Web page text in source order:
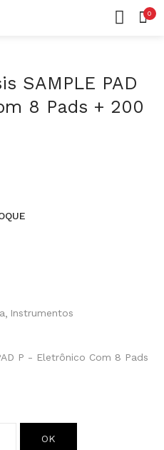
0
SAMPLE PAD
8 Pads + 200
Instrumentos
P - Eletrônico Com 8 Pads
OK